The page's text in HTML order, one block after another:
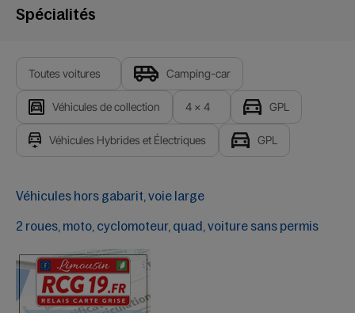
Spécialités
Toutes voitures Camping-car
Véhicules de collection 4 x 4 GPL
Véhicules Hybrides et Électriques GPL
Véhicules hors gabarit, voie large
2 roues, moto, cyclomoteur, quad, voiture sans permis